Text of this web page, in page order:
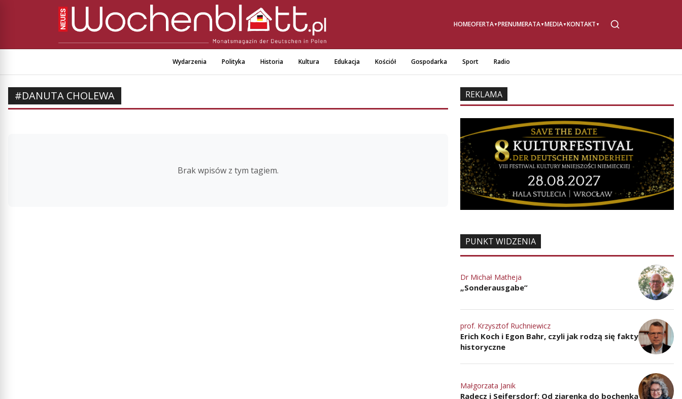
HOMEOFERTA PRENUMERATA MEDIA KONTAKT
Wydarzenia Polityka Historia Kultura Edukacja Kościół Gospodarka Sport Radio
#DANUTA CHOLEWA
Brak wpisów z tym tagiem.
REKLAMA
PUNKT WIDZENIA
Dr Michał Matheja
„Sonderausgabe”
prof. Krzysztof Ruchniewicz
Erich Koch i Egon Bahr, czyli jak rodzą się fakty
historyczne
Małgorzata Janik
Radecz i Seifersdorf: Od ziarenka do bochenka